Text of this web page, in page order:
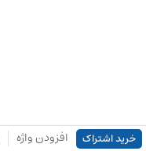
خرید اشتراک افزودن واژه